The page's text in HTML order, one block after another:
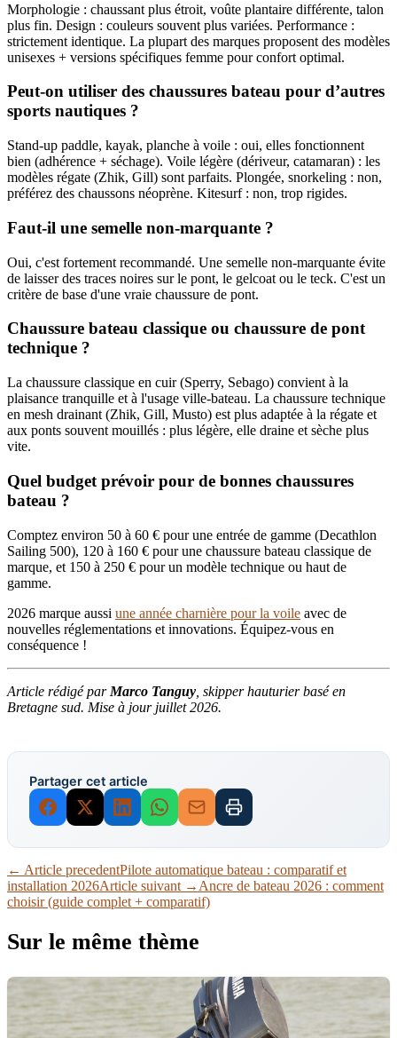
Morphologie : chaussant plus étroit, voûte plantaire différente, talon
plus fin. Design : couleurs souvent plus variées. Performance :
strictement identique. La plupart des marques proposent des modèles
unisexes + versions spécifiques femme pour confort optimal.
Peut-on utiliser des chaussures bateau pour d’autres
sports nautiques ?
Stand-up paddle, kayak, planche à voile : oui, elles fonctionnent
bien (adhérence + séchage). Voile légère (dériveur, catamaran) : les
modèles régate (Zhik, Gill) sont parfaits. Plongée, snorkeling : non,
préférez des chaussons néoprène. Kitesurf : non, trop rigides.
Faut-il une semelle non-marquante ?
Oui, c'est fortement recommandé. Une semelle non-marquante évite
de laisser des traces noires sur le pont, le gelcoat ou le teck. C'est un
critère de base d'une vraie chaussure de pont.
Chaussure bateau classique ou chaussure de pont
technique ?
La chaussure classique en cuir (Sperry, Sebago) convient à la
plaisance tranquille et à l'usage ville-bateau. La chaussure technique
en mesh drainant (Zhik, Gill, Musto) est plus adaptée à la régate et
aux ponts souvent mouillés : plus légère, elle draine et sèche plus
vite.
Quel budget prévoir pour de bonnes chaussures
bateau ?
Comptez environ 50 à 60 € pour une entrée de gamme (Decathlon
Sailing 500), 120 à 160 € pour une chaussure bateau classique de
marque, et 150 à 250 € pour un modèle technique ou haut de
gamme.
2026 marque aussi une année charnière pour la voile avec de
nouvelles réglementations et innovations. Équipez-vous en
conséquence !
Article rédigé par Marco Tanguy , skipper hauturier basé en
Bretagne sud. Mise à jour juillet 2026.
Partager cet article
← Article precedentPilote automatique bateau : comparatif et
installation 2026Article suivant → Ancre de bateau 2026 : comment
choisir (guide complet + comparatif)
Sur le même thème